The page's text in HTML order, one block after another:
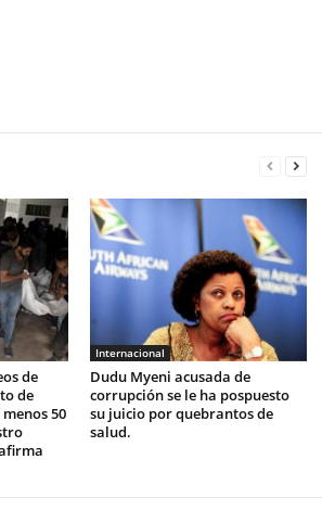
de
de
50
Internacional
Dudu Myeni acusada de
corrupción se le ha pospuesto
su juicio por quebrantos de
salud.